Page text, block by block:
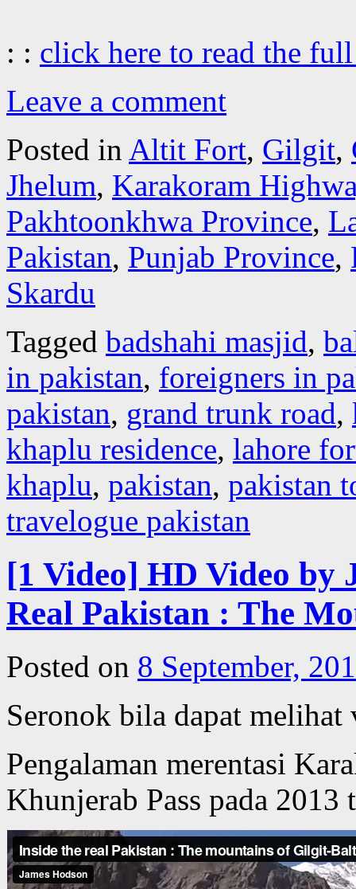
: : click here to read the
Leave a comment
Posted in Altit Fort, Gilgit,
Jhelum, Karakoram
Pakhtoonkhwa Province,
Pakistan, Punjab Province,
Skardu
Tagged badshahi masjid,
in pakistan, foreigners in
pakistan, grand trunk road,
khaplu residence, lahore
khaplu, pakistan, pakistan
travelogue pakistan
[1 Video] HD Video by
Real Pakistan : The
Posted on 8 September,
Seronok bila dapat melihat
Pengalaman merentasi
Khunjerab Pass pada